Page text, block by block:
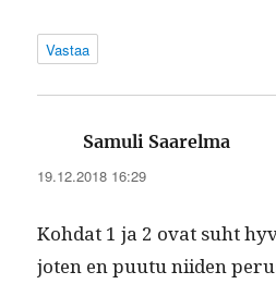
Vastaa
Samuli Saarelma
19.12.2018 16:29
Koh­dat 1 ja 2 ovat suht
joten en puu­tu niiden